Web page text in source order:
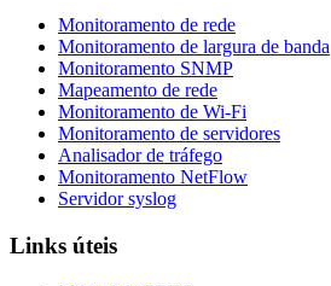
Monitoramento de rede
Monitoramento de largura de banda
Monitoramento SNMP
Mapeamento de rede
Monitoramento de Wi-Fi
Monitoramento de servidores
Analisador de tráfego
Monitoramento NetFlow
Servidor syslog
Links úteis